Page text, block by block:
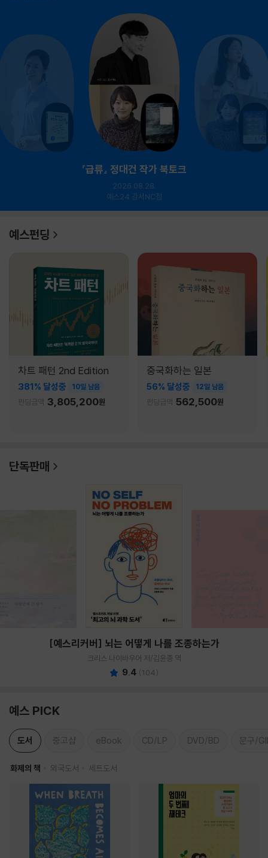
『급류』 정대건 작가 북토크
2026.08.28.
예스24 강서NC점
예스펀딩
차트 패턴 2nd Edition
381% 달성중 10일 남음
펀딩금액 3,805,200원
중국화하는 일본
56% 달성중 12일 남음
펀딩금액 562,500원
단독판매
[예스리커버] 뇌는 어떻게 나를 조종하는가
크리스 나이바우어 저/김윤종 역
9.4 (104)
예스 PICK
도서 중고샵 eBook CD/LP DVD/BD 문구/
화제의 책 외국도서 세트도서